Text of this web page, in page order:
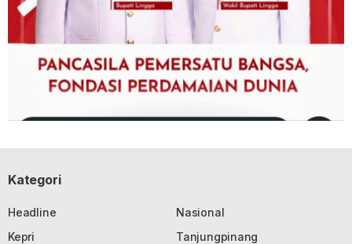
Kategori
Headline
Nasional
Kepri
Tanjungpinang